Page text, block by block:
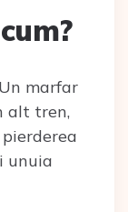
Un marfar
alt tren,
unuia